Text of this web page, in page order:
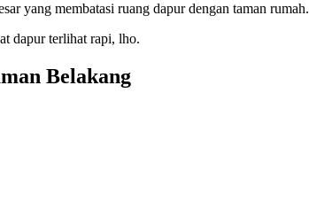
yang membatasi ruang dapur dengan taman rumah.
dapur terlihat rapi, lho.
Belakang